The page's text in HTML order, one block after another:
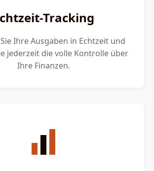
Tracking
Ihre Ausgaben in Echtzeit und
jederzeit die volle Kontrolle über
Ihre Finanzen.